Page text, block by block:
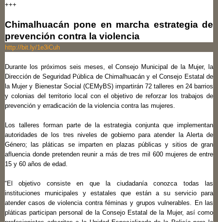
+++
Chimalhuacán pone en marcha estrategia de
prevención contra la violencia
http://bit.ly/1e3iCuh
Durante los próximos seis meses, el Consejo Municipal de la Mujer, la
Dirección de Seguridad Pública de Chimalhuacán y el Consejo Estatal de
la Mujer y Bienestar Social (CEMyBS) impartirán 72 talleres en 24 barrios
y colonias del territorio local con el objetivo de reforzar los trabajos de
prevención y erradicación de la violencia contra las mujeres.
Los talleres forman parte de la estrategia conjunta que implementan
autoridades de los tres niveles de gobierno para atender la Alerta de
Género; las pláticas se imparten en plazas públicas y sitios de gran
afluencia donde pretenden reunir a más de tres mil 600 mujeres de entre
15 y 60 años de edad.
“El objetivo consiste en que la ciudadanía conozca todas las
instituciones municipales y estatales que están a su servicio para
atender casos de violencia contra féminas y grupos vulnerables. En las
pláticas participan personal de la Consejo Estatal de la Mujer, así como